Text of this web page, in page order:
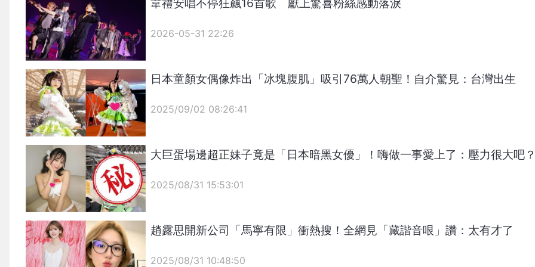
韋禮安唱不停狂飆16首歌 獻上驚喜粉絲感動落淚
2026-05-31 22:26
{PLAYICON}
日本童顏女偶像炸出「冰塊腹肌」吸引76萬人朝聖！自介驚見：台灣出生
2025/09/02 08:26:41
{PLAYICON}
大巨蛋場邊超正妹子竟是「日本暗黑女優」！嗨做一事愛上了：壓力很大吧
2025/08/31 15:53:01
趙露思開新公司「馬寧有限」衝熱搜！全網見「藏諧音哏」讚：太有才了
2025/08/31 10:48:50